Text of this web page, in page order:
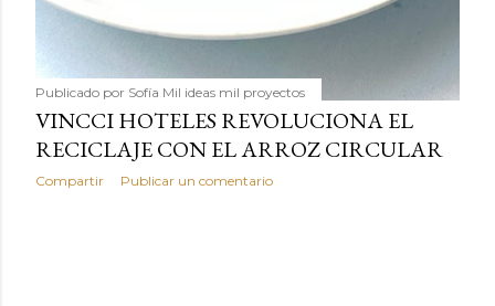
Publicado por Sofía Mil ideas mil proyectos
VINCCI HOTELES REVOLUCIONA EL
RECICLAJE CON EL ARROZ CIRCULAR
Compartir Publicar un comentario